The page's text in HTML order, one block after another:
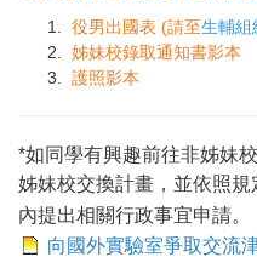
役男出國表 (請至生輔組
姊妹校錄取通知書影本
護照影本
*如同學有興趣前往非姊妹
姊妹校交換計畫，並依照
內提出相關行政事宜申請。
向國外實驗室爭取交流